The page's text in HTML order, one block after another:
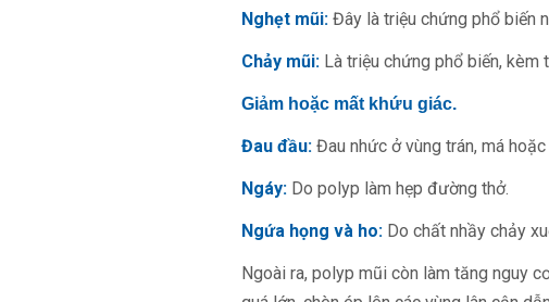
Nghẹt mũi: Đây là triệu chứng phổ biến
Chảy mũi: Là triệu chứng phổ biến, kèm
Giảm hoặc mất khứu giác.
Đau đầu: Đau nhức ở vùng trán, má
Ngáy: Do polyp làm hẹp đường thở.
Ngứa họng và ho: Do chất nhầy chảy
Ngoài ra, polyp mũi còn làm tăng nguy